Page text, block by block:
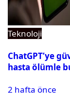
Teknoloji
ChatGPT’ye
hasta ölümle
davalık oldu
2 hafta önce